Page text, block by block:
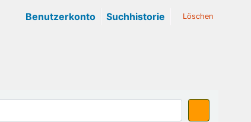
Benutzerkonto Suchhistorie Löschen